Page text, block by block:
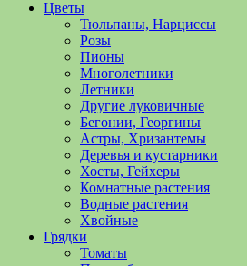
Цветы
Тюльпаны, Нарциссы
Розы
Пионы
Многолетники
Летники
Другие луковичные
Бегонии, Георгины
Астры, Хризантемы
Деревья и кустарники
Хосты, Гейхеры
Комнатные растения
Водные растения
Хвойные
Грядки
Томаты